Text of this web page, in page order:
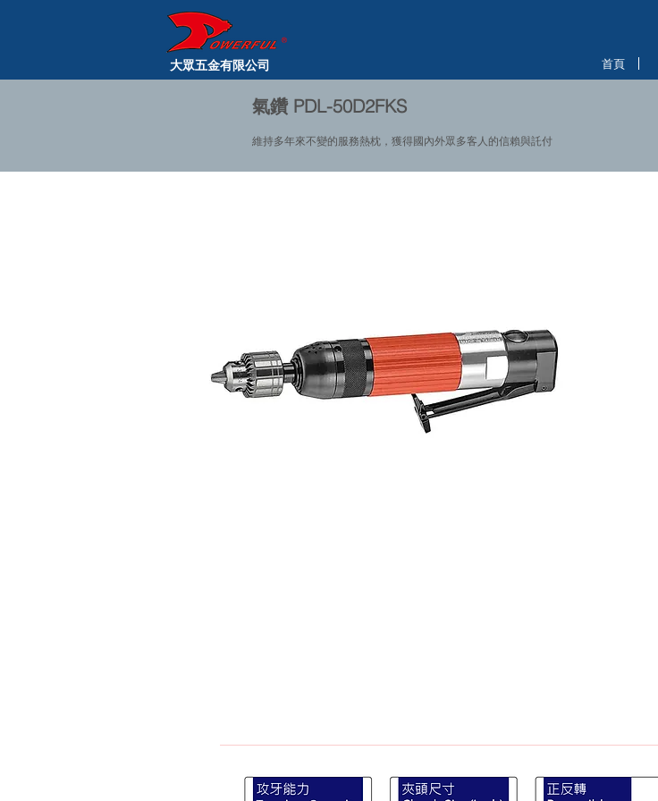
大眾五金有限公司 首頁
氣鑽 PDL-50D2FKS
維持多年來不變的服務熱枕，獲得國內外眾多客人的信賴與託付